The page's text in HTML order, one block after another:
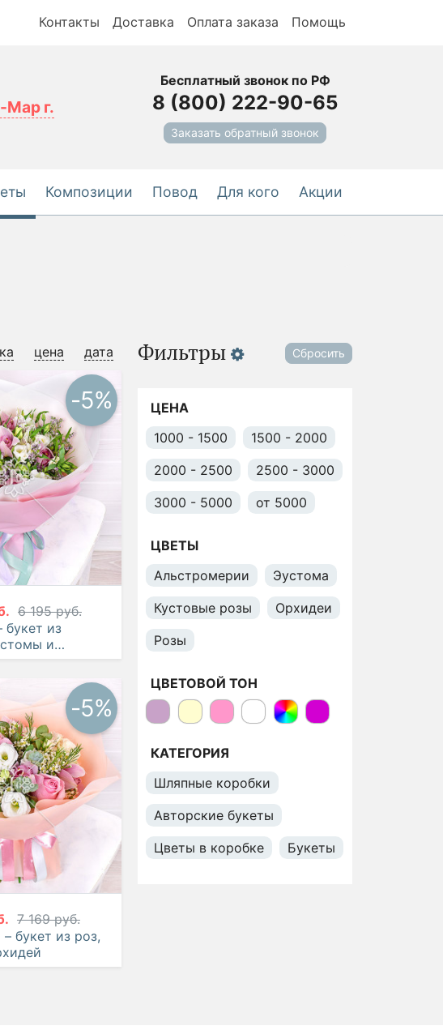
Контакты Доставка Оплата заказа Помощь
Мар г.
Бесплатный звонок по РФ
8 (800) 222-90-65
Заказать обратный звонок
Композиции Повод Для кого Акции
цена дата
-5%
6 195 руб.
букет из
и
-5%
7 169 руб.
букет из роз,
Фильтры Сбросить
ЦЕНА
1000 - 1500
1500 - 2000
2000 - 2500
2500 - 3000
3000 - 5000
от 5000
ЦВЕТЫ
Альстромерии
Эустома
Кустовые розы
Орхидеи
Розы
ЦВЕТОВОЙ ТОН
КАТЕГОРИЯ
Шляпные коробки
Авторские букеты
Цветы в коробке
Букеты